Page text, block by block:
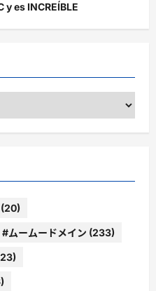
y es INCREÍBLE
(20)
#ムームードメイン (233)